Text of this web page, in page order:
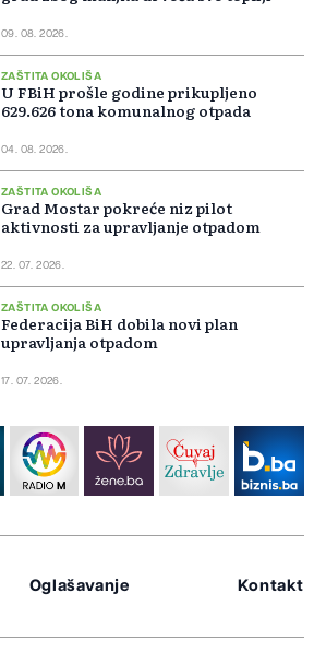
09. 08. 2026.
ZAŠTITA OKOLIŠA
U FBiH prošle godine prikupljeno
629.626 tona komunalnog otpada
04. 08. 2026.
ZAŠTITA OKOLIŠA
Grad Mostar pokreće niz pilot
aktivnosti za upravljanje otpadom
22. 07. 2026.
ZAŠTITA OKOLIŠA
Federacija BiH dobila novi plan
upravljanja otpadom
17. 07. 2026.
Oglašavanje Kontakt